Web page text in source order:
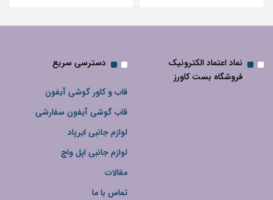
نماد اعتماد الکترونیک
فروشگاه بست کاورز
دسترسی سریع
قاب و کاور گوشی آیفون
قاب گوشی آیفون سفارشی
لوازم جانبی ایرپاد
لوازم جانبی اپل واچ
مقالات
تماس با ما